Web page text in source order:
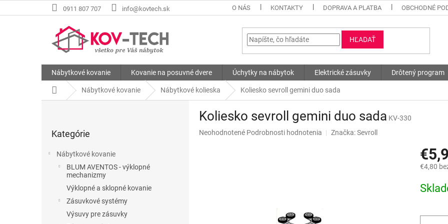
na
0911 807 707 info@kovtech.sk O NÁS KONTAKTY DOPRAVA A PLATBA OBCHODNÉ
HĽADAŤ
Nábytkové kovanie Kovanie na posuvné dvere Úchytky na nábytok Elektrické zásuvky Drôtený program
DomovNábytkové kovanie Nábytkové kolieska Koliesko sevroll gemini duo sada
kategórie
Kategórie
Nábytkové kovanie
BLUM AVENTOS - výklopné
mechanizmy
Výklopné a sklopné kovanie
Zásuvkové systémy
Výsuvy pre zásuvky
Koliesko sevroll gemini duo sada KV-330
Priemerné
Neohodnotené Podrobnosti hodnotenia Značka:Sevroll
€4,80
cena: